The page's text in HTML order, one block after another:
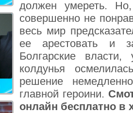
должен умереть.
совершенно не
весь мир
ее арестовать и
Болгарские
колдунья
решение
главной героини.
онлайн бесплатно в